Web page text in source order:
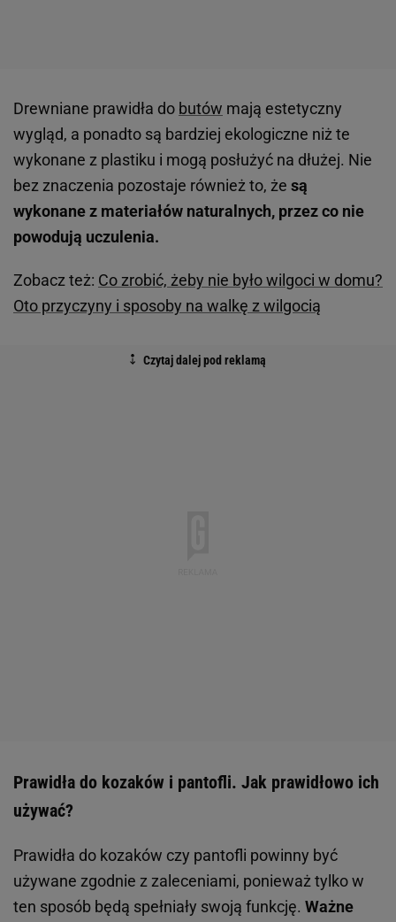
Drewniane prawidła do butów mają estetyczny
wygląd, a ponadto są bardziej ekologiczne niż te
wykonane z plastiku i mogą posłużyć na dłużej. Nie
bez znaczenia pozostaje również to, że są
wykonane z materiałów naturalnych, przez co nie
powodują uczulenia.
Zobacz też: Co zrobić, żeby nie było wilgoci w domu?
Oto przyczyny i sposoby na walkę z wilgocią
Prawidła do kozaków i pantofli. Jak prawidłowo ich
używać?
Prawidła do kozaków czy pantofli powinny być
używane zgodnie z zaleceniami, ponieważ tylko w
ten sposób będą spełniały swoją funkcję. Ważne